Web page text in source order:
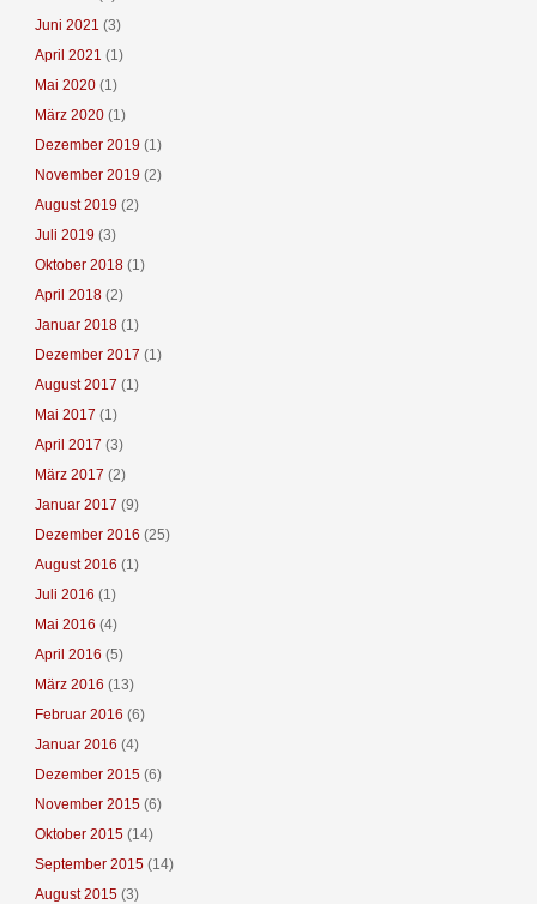
Juni 2021 (3)
April 2021 (1)
Mai 2020(1)
März 2020(1)
Dezember 2019 (1)
November 2019 (2)
August 2019 (2)
Juli 2019 (3)
Oktober 2018(1)
April 2018(2)
Januar 2018(1)
Dezember 2017 (1)
August 2017 (1)
Mai 2017 (1)
April 2017 (3)
März 2017 (2)
Januar 2017 (9)
Dezember 2016 (25)
August 2016 (1)
Juli 2016 (1)
Mai 2016 (4)
April 2016 (5)
März 2016 (13)
Februar 2016 (6)
Januar 2016 (4)
Dezember 2015(6)
November 2015(6)
Oktober 2015(14)
September 2015(14)
August 2015(3)